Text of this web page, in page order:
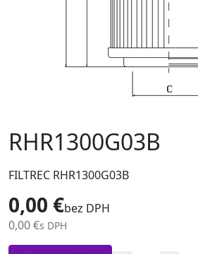
RHR1300G03B
FILTREC RHR1300G03B
0,00 €bez DPH
0,00 €s DPH